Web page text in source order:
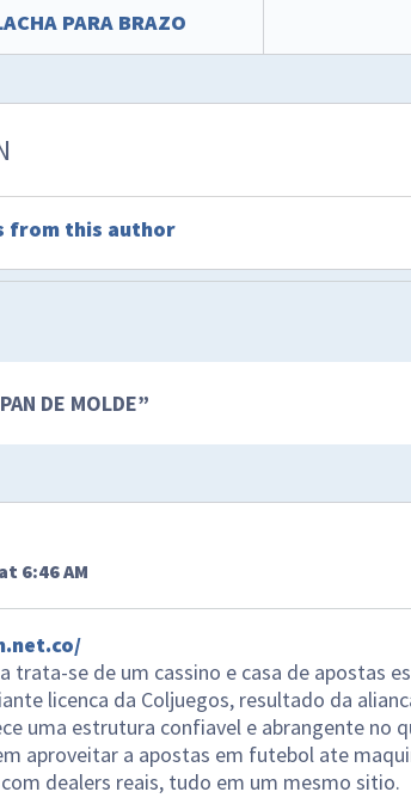
PARA BRAZO
from this author
PAN DE MOLDE”
6:46 AM
trata-se de um cassino e casa de apostas
licenca da Coljuegos, resultado da
uma estrutura confiavel e abrangente no
aproveitar a apostas em futebol ate
dealers reais, tudo em um mesmo sitio.